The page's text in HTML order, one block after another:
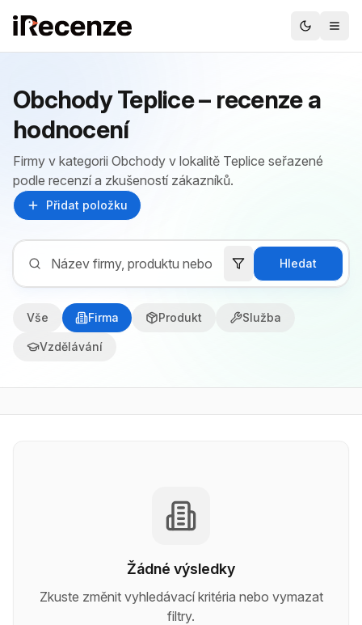
Obchody Teplice – recenze a
hodnocení
Firmy v kategorii Obchody v lokalitě Teplice seřazené
podle recenzí a zkušeností zákazníků.
Přidat položku
Hledat
Vše Firma Produkt Služba
Vzdělávání
Žádné výsledky
Zkuste změnit vyhledávací kritéria nebo vymazat
filtry.